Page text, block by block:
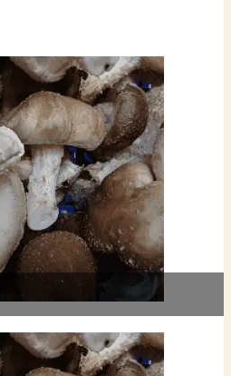
pour une agriculture durable et